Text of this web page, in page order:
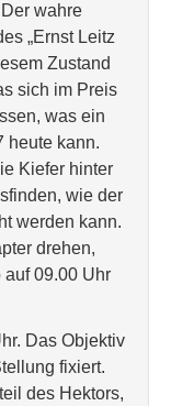
wahre
„Ernst Leitz
Zustand
sich im Preis
was ein
heute kann.
Kiefer hinter
wie der
werden kann.
drehen,
09.00 Uhr
Das Objektiv
fixiert.
des Hektors,